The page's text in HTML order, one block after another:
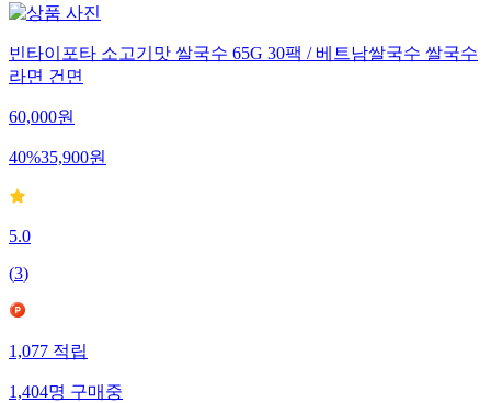
빈타이포타 소고기맛 쌀국수 65G 30팩 / 베트남쌀국수 쌀국수
라면 건면
60,000원
40%35,900원
5.0
(3)
1,077 적립
1,404명 구매중